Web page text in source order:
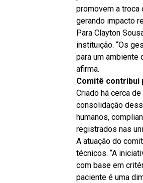
promovem a troca
gerando impacto
Para Clayton
instituição. “Os
para um ambiente
afirma.
Comitê contribui
Criado há cerca
consolidação
humanos,
registrados nas
A atuação do
técnicos. “A
com base em
paciente é uma